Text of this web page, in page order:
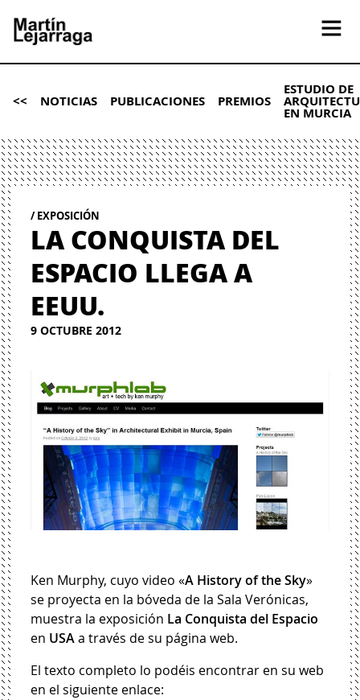
<< NOTICIAS PUBLICACIONES PREMIOS
ESTUDIO DE
EN MURCIA
EXPOSICIÓN
LA CONQUISTA DEL
ESPACIO LLEGA A
EEUU.
9 OCTUBRE 2012
Ken Murphy, cuyo video «A History of the Sky»
se proyecta en la bóveda de la Sala Verónicas,
muestra la exposición La Conquista del Espacio
en USAa través de su página web.
El texto completo lo podéis encontrar en su web
en el siguiente enlace: